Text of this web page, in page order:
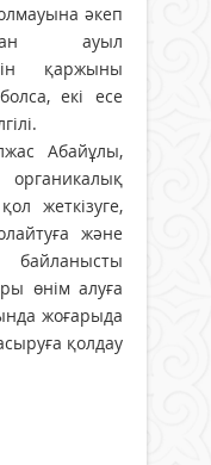
әкеп
ауыл
қаржыны
екі есе
Абайұлы,
жеткізуге,
және
өнім алуға
жоғарыда
қолдау